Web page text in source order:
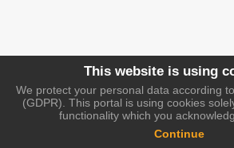
This website is using
We protect your personal data according
(GDPR). This portal is using cookies
functionality which you
Continue